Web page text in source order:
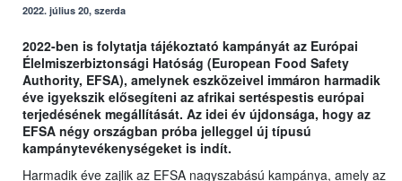
2022. július 20, szerda
2022-ben is folytatja tájékoztató kampányát az Európai
Élelmiszerbiztonsági Hatóság (European Food Safety
Authority, EFSA), amelynek eszközeivel immáron harmadik
éve igyekszik elősegíteni az afrikai sertéspestis európai
terjedésének megállítását. Az idei év újdonsága, hogy az
EFSA négy országban próba jelleggel új típusú
kampánytevékenységeket is indít.
Harmadik éve zajlik az EFSA nagyszabású kampánya, amely az